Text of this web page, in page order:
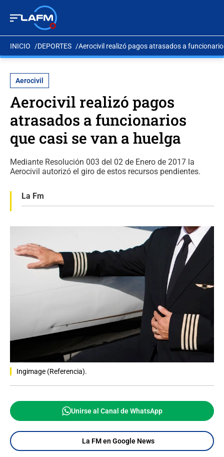
INICIO DEPORTES Aerocivil realizó pagos atrasados a
Aerocivil
Aerocivil realizó pagos
atrasados a funcionarios
que casi se van a huelga
Mediante Resolución 003 del 02 de Enero de 2017 la
Aerocivil autorizó el giro de estos recursos pendientes.
La Fm
Ingimage (Referencia).
Unirse al Canal de WhatsApp
La FM en Google News